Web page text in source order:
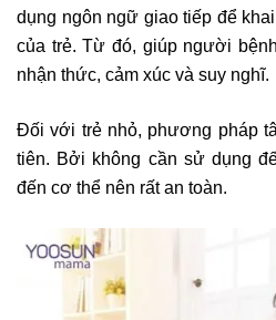
dụng ngôn ngữ giao tiếp để
của trẻ. Từ đó, giúp người
nhận thức, cảm xúc và suy nghĩ.
Đối với trẻ nhỏ, phương pháp
tiên. Bởi không cần sử dụng
đến cơ thể nên rất an toàn.